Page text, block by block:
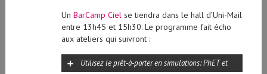
Un BarCamp Cielse tiendra dans le hall d’Uni-Mail
entre 13h45 et 15h30. Le programme fait écho
aux ateliers qui suivront :
Utilisez le prêt-à-porter en simulations: PhET et